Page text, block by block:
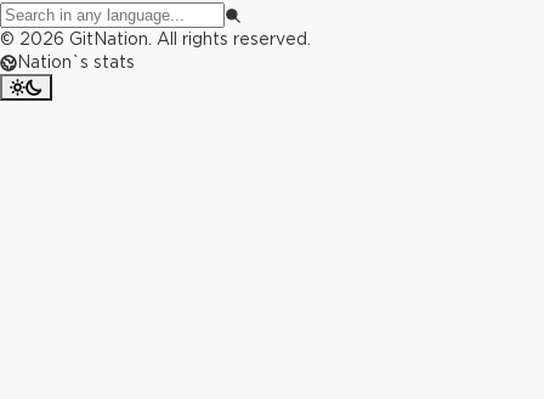
© 2026 GitNation. All rights reserved.
Nation`s stats